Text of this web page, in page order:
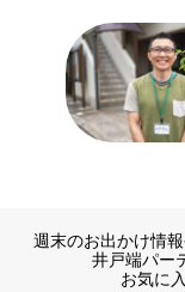
週末のお出かけ情
井戸端パー
お気に